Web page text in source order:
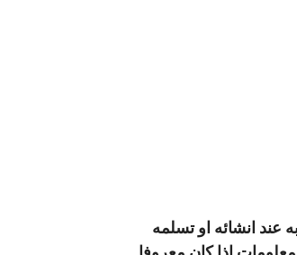
عند انشائه او تسلمه